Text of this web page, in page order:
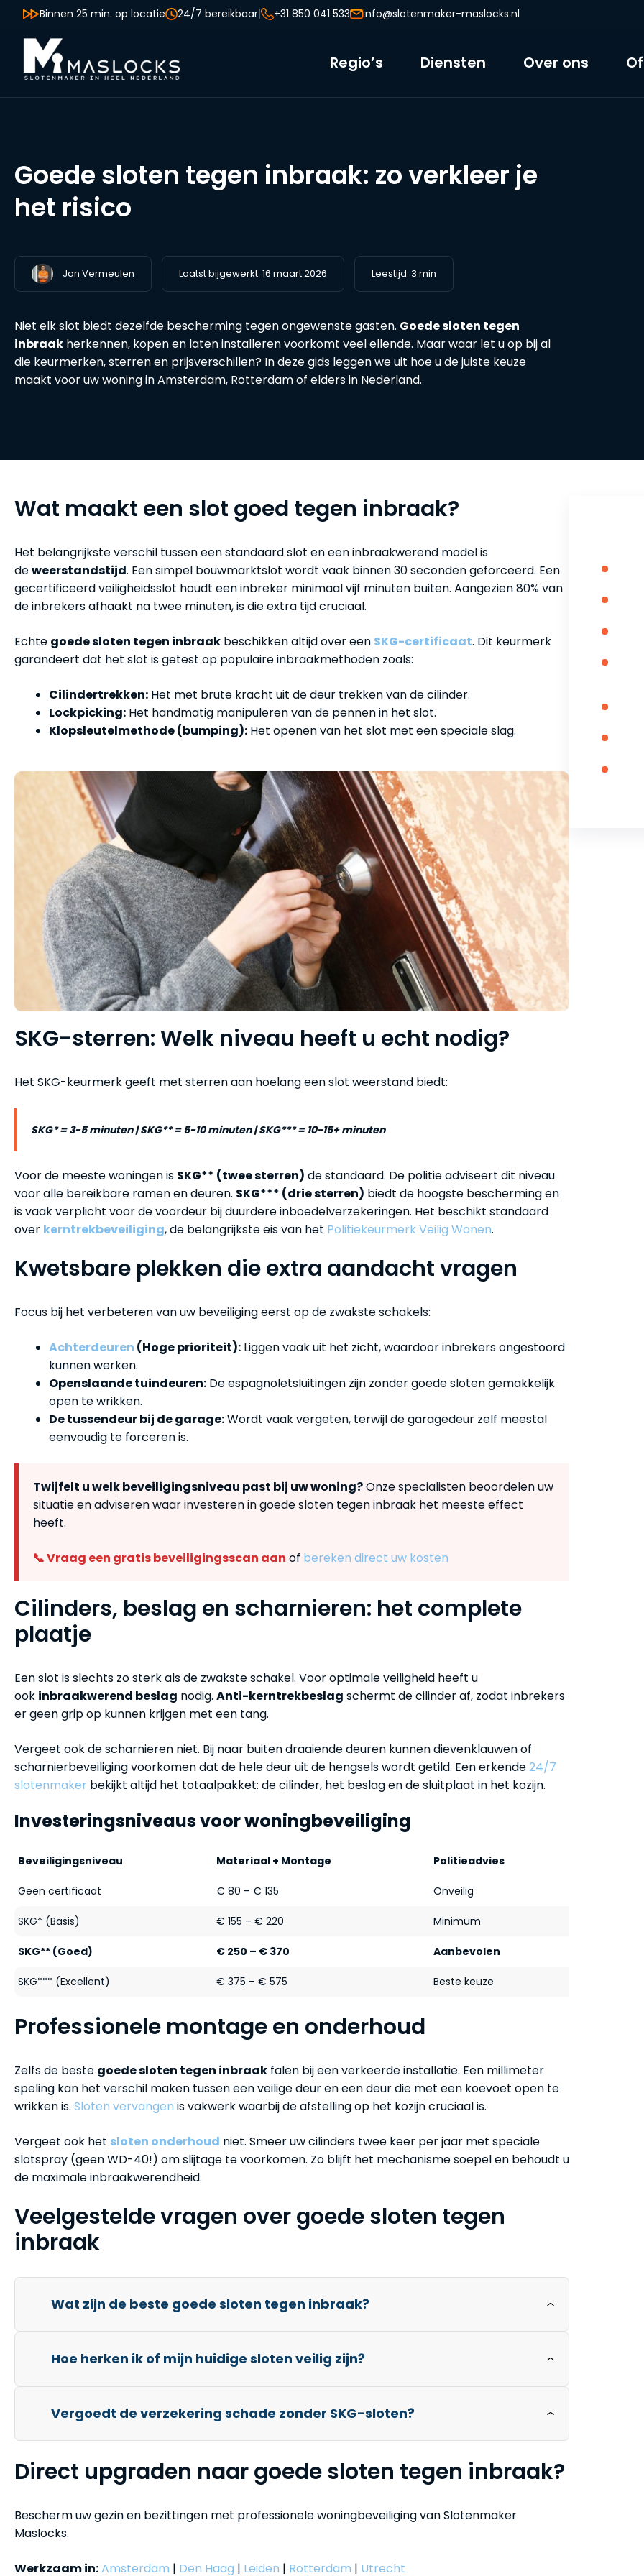
Binnen 25 min. op locatie 24/7 bereikbaar| +31 850 041 533 info@slotenmaker-maslocks.nl
Regio’s Diensten Over ons
Goede sloten tegen inbraak: zo verkleer je
het risico
Jan Vermeulen Laatst bijgewerkt: 16 maart 2026 Leestijd: 3 min
Niet elk slot biedt dezelfde bescherming tegen ongewenste gasten. Goede sloten tegen
inbraak herkennen, kopen en laten installeren voorkomt veel ellende. Maar waar let u op bij al
die keurmerken, sterren en prijsverschillen? In deze gids leggen we uit hoe u de juiste keuze
maakt voor uw woning in Amsterdam, Rotterdam of elders in Nederland.
Wat maakt een slot goed tegen inbraak?
Het belangrijkste verschil tussen een standaard slot en een inbraakwerend model is
deweerstandstijd. Een simpel bouwmarktslot wordt vaak binnen 30 seconden geforceerd. Een
gecertificeerd veiligheidsslot houdt een inbreker minimaal vijf minuten buiten. Aangezien 80% van
de inbrekers afhaakt na twee minuten, is die extra tijd cruciaal.
Echte goede sloten tegen inbraak beschikken altijd over een SKG-certificaat. Dit keurmerk
garandeert dat het slot is getest op populaire inbraakmethoden zoals:
Cilindertrekken: Het met brute kracht uit de deur trekken van de cilinder.
Lockpicking: Het handmatig manipuleren van de pennen in het slot.
Klopsleutelmethode (bumping): Het openen van het slot met een speciale slag.
SKG-sterren: Welk niveau heeft u echt nodig?
Het SKG-keurmerk geeft met sterren aan hoelang een slot weerstand biedt:
SKG* = 3-5 minuten | SKG** = 5-10 minuten | SKG*** = 10-15+ minuten
Voor de meeste woningen is SKG** (twee sterren) de standaard. De politie adviseert dit niveau
voor alle bereikbare ramen en deuren. SKG*** (drie sterren) biedt de hoogste bescherming en
is vaak verplicht voor de voordeur bij duurdere inboedelverzekeringen. Het beschikt standaard
over kerntrekbeveiliging, de belangrijkste eis van het Politiekeurmerk Veilig Wonen.
Kwetsbare plekken die extra aandacht vragen
Focus bij het verbeteren van uw beveiliging eerst op de zwakste schakels:
Achterdeuren (Hoge prioriteit): Liggen vaak uit het zicht, waardoor inbrekers ongestoord
kunnen werken.
Openslaande tuindeuren: De espagnoletsluitingen zijn zonder goede sloten gemakkelijk
open te wrikken.
De tussendeur bij de garage:Wordt vaak vergeten, terwijl de garagedeur zelf meestal
eenvoudig te forceren is.
Twijfelt u welk beveiligingsniveau past bij uw woning?Onze specialisten beoordelen uw
situatie en adviseren waar investeren in goede sloten tegen inbraak het meeste effect
heeft.
📞 Vraag een gratis beveiligingsscan aan of bereken direct uw kosten
Cilinders, beslag en scharnieren: het complete
plaatje
Een slot is slechts zo sterk als de zwakste schakel. Voor optimale veiligheid heeft u
ook inbraakwerend beslag nodig. Anti-kerntrekbeslag schermt de cilinder af, zodat inbrekers
er geen grip op kunnen krijgen met een tang.
Vergeet ook de scharnieren niet. Bij naar buiten draaiende deuren kunnen dievenklauwen of
scharnierbeveiliging voorkomen dat de hele deur uit de hengsels wordt getild. Een erkende24/7
slotenmaker bekijkt altijd het totaalpakket: de cilinder, het beslag en de sluitplaat in het kozijn.
Investeringsniveaus voor woningbeveiliging
Beveiligingsniveau Materiaal + Montage Politieadvies
Geen certificaat € 80 – € 135 Onveilig
SKG* (Basis) € 155 – € 220 Minimum
SKG** (Goed) € 250 – € 370 Aanbevolen
SKG*** (Excellent) € 375 – € 575 Beste keuze
Professionele montage en onderhoud
Zelfs de beste goede sloten tegen inbraak falen bij een verkeerde installatie. Een millimeter
speling kan het verschil maken tussen een veilige deur en een deur die met een koevoet open te
wrikken is. Sloten vervangen is vakwerk waarbij de afstelling op het kozijn cruciaal is.
Vergeet ook het sloten onderhoud niet. Smeer uw cilinders twee keer per jaar met speciale
slotspray (geen WD-40!) om slijtage te voorkomen. Zo blijft het mechanisme soepel en behoudt u
de maximale inbraakwerendheid.
Veelgestelde vragen over goede sloten tegen
inbraak
Wat zijn de beste goede sloten tegen inbraak?
Hoe herken ik of mijn huidige sloten veilig zijn?
Vergoedt de verzekering schade zonder SKG-sloten?
Direct upgraden naar goede sloten tegen inbraak?
Bescherm uw gezin en bezittingen met professionele woningbeveiliging van Slotenmaker
Maslocks.
Werkzaam in:Amsterdam | Den Haag | Leiden | Rotterdam | Utrecht